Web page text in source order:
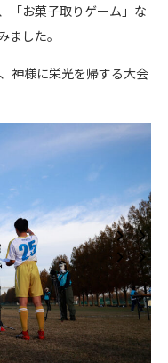
「お菓子取りゲーム」な
した。
神様に栄光を帰する大会